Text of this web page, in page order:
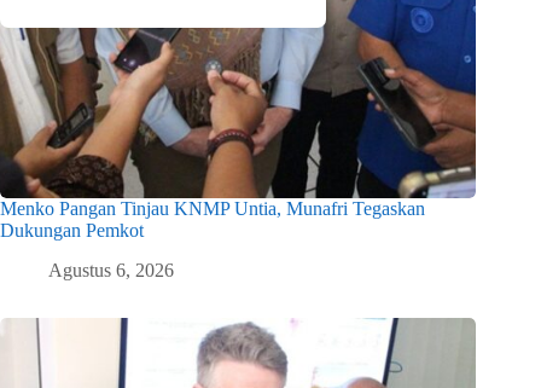
Menko Pangan Tinjau KNMP Untia, Munafri Tegaskan
Dukungan Pemkot
Agustus 6, 2026